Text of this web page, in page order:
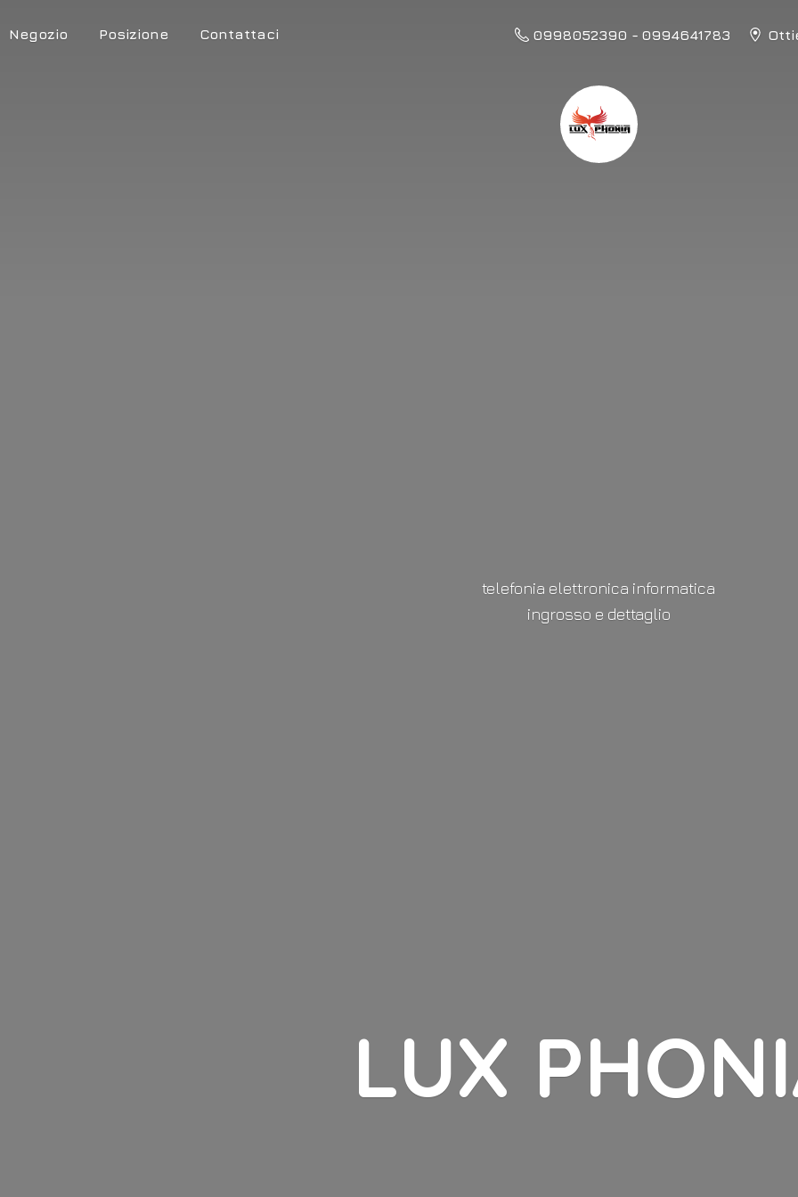
Negozio Posizione Contattaci 0998052390 - 0994641783
LUX
telefonia elettronica informatica
ingrosso e dettaglio